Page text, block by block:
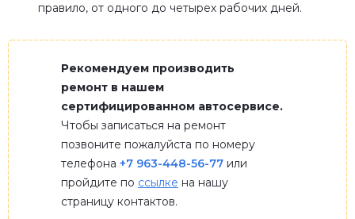
правило, от одного до четырех рабочих дней.
Рекомендуем производить
ремонт в нашем
сертифицированном автосервисе.
Чтобы записаться на ремонт
позвоните пожалуйста по номеру
телефона +7 963-448-56-77 или
пройдите по ссылке на нашу
страницу контактов.